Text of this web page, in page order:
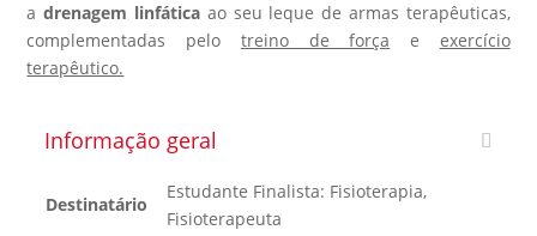
adrenagem linfáticaao seu leque de armas terapêuticas,
complementadas pelo treino de força e exercício
terapêutico.
Informação geral
Destinatário
Estudante Finalista: Fisioterapia,
Fisioterapeuta